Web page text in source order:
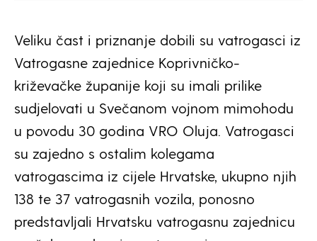
Veliku čast i priznanje dobili su vatrogasci iz
Vatrogasne zajednice Koprivničko-
križevačke županije koji su imali prilike
sudjelovati u Svečanom vojnom mimohodu
u povodu 30 godina VRO Oluja. Vatrogasci
su zajedno s ostalim kolegama
vatrogascima iz cijele Hrvatske, ukupno njih
138 te 37 vatrogasnih vozila, ponosno
predstavljali Hrvatsku vatrogasnu zajednicu